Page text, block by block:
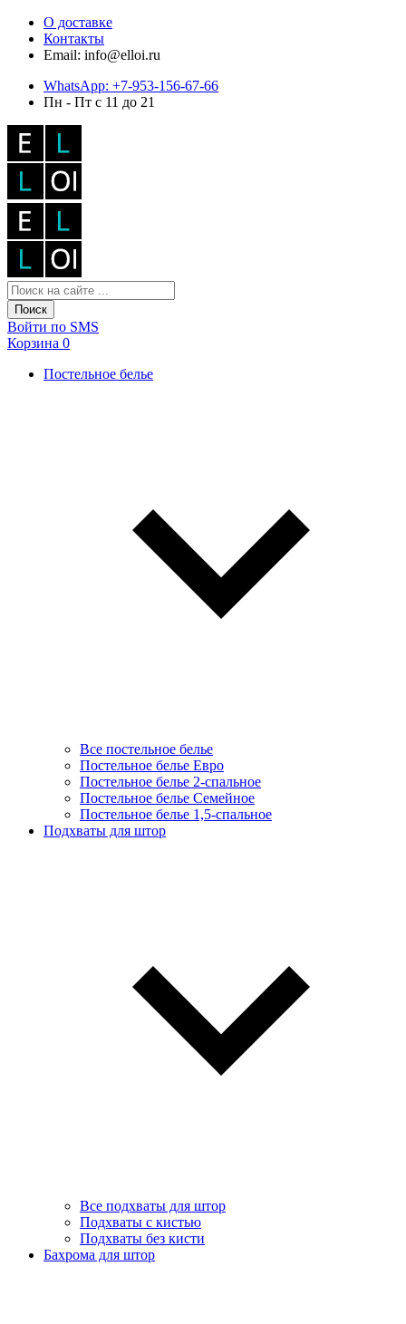
О доставке
Контакты
Email: info@elloi.ru
WhatsApp: +7-953-156-67-66
Пн - Пт с 11 до 21
Поиск
Войти по SMS
Корзина 0
Постельное белье
Все постельное белье
Постельное белье Евро
Постельное белье 2-спальное
Постельное белье Семейное
Постельное белье 1,5-спальное
Подхваты для штор
Все подхваты для штор
Подхваты с кистью
Подхваты без кисти
Бахрома для штор